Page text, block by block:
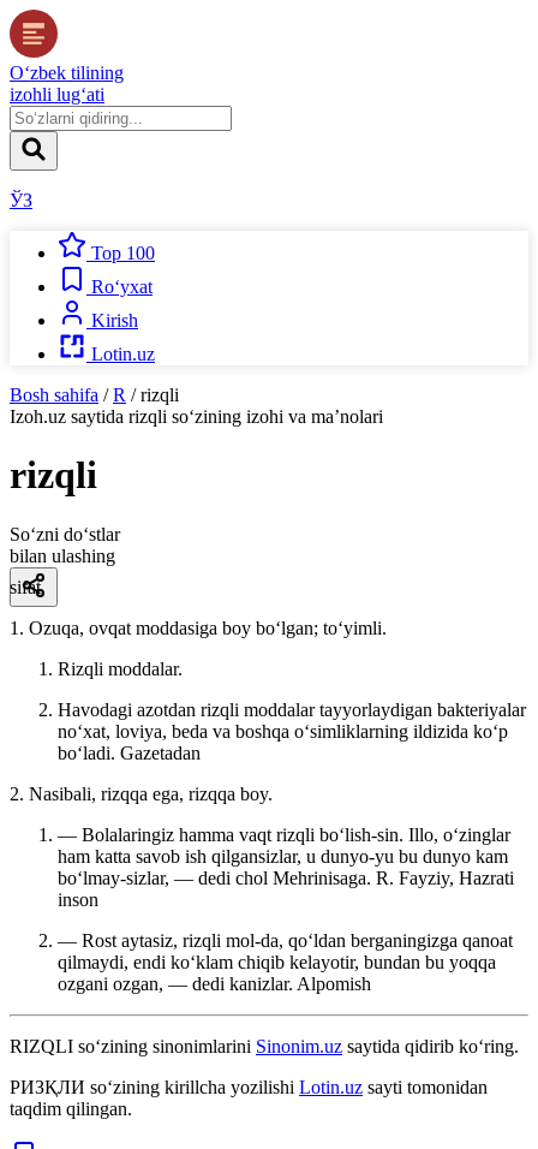
O‘zbek tilining
izohli lug‘ati
ЎЗ
Top 100
Ro‘yxat
Kirish
Lotin.uz
Bosh sahifa / R / rizqli
Izoh.uz saytida rizqli so‘zining izohi va ma’nolari
rizqli
So‘zni do‘stlar
bilan ulashing
sifat
1. Ozuqa, ovqat moddasiga boy boʻlgan; toʻyimli.
Rizqli moddalar.
Havodagi azotdan rizqli moddalar tayyorlaydigan bakteriyalar
noʻxat, loviya, beda va boshqa oʻsimliklarning ildizida koʻp
boʻladi. Gazetadan
2. Nasibali, rizqqa ega, rizqqa boy.
— Bolalaringiz hamma vaqt rizqli boʻlish-sin. Illo, oʻzinglar
ham katta savob ish qilgansizlar, u dunyo-yu bu dunyo kam
boʻlmay-sizlar, — dedi chol Mehrinisaga. R. Fayziy, Hazrati
inson
— Rost aytasiz, rizqli mol-da, qoʻldan berganingizga qanoat
qilmaydi, endi koʻklam chiqib kelayotir, bundan bu yoqqa
ozgani ozgan, — dedi kanizlar. Alpomish
RIZQLI so‘zining sinonimlarini Sinonim.uz saytida qidirib ko‘ring.
РИЗҚЛИ so‘zining kirillcha yozilishi Lotin.uz sayti tomonidan
taqdim qilingan.